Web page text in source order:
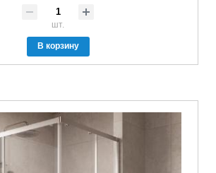
шт.
В корзину